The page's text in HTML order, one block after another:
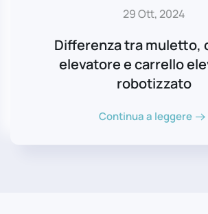
29 Ott, 2024
Differenza tra muletto,
elevatore e carrello
robotizzato
Continua a leggere